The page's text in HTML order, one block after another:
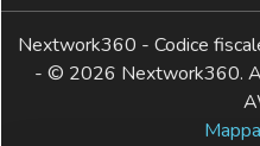
Nextwork360 - Codice
- © 2026 Nextwork360.